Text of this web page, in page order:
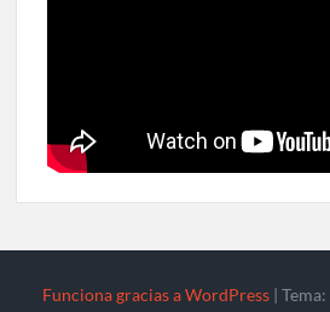
Funciona gracias a WordPress |